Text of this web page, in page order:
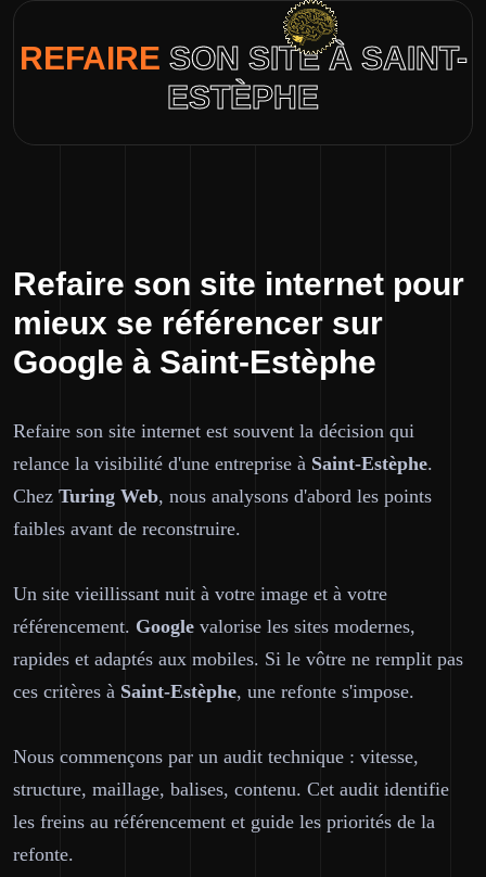
REFAIRE SON SITE À SAINT-
ESTÈPHE
Refaire son site internet pour
mieux se référencer sur
Google à Saint-Estèphe
Refaire son site internet est souvent la décision qui
relance la visibilité d'une entreprise à Saint-Estèphe.
Chez Turing Web, nous analysons d'abord les points
faibles avant de reconstruire.
Un site vieillissant nuit à votre image et à votre
référencement. Google valorise les sites modernes,
rapides et adaptés aux mobiles. Si le vôtre ne remplit pas
ces critères à Saint-Estèphe, une refonte s'impose.
Nous commençons par un audit technique : vitesse,
structure, maillage, balises, contenu. Cet audit identifie
les freins au référencement et guide les priorités de la
refonte.